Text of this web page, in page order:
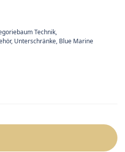
Technik,
, Unterschränke, Blue Marine